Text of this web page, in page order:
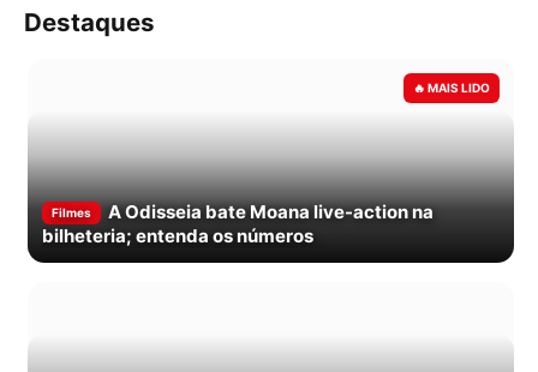
Destaques
Filmes
A Odisseia bate Moana live-action na
bilheteria; entenda os números